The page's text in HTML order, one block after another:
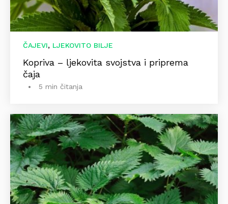
ČAJEVI, LJEKOVITO BILJE
Kopriva – ljekovita svojstva i priprema
čaja
5 min čitanja